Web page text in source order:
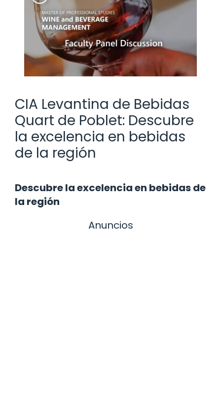
CIA Levantina de Bebidas
Quart de Poblet: Descubre
la excelencia en bebidas
de la región
Descubre la excelencia en bebidas de
la región
Anuncios